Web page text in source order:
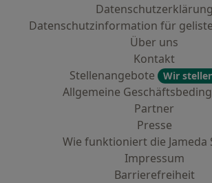
Datenschutzerklärung
Datenschutzinformation für
Über uns
Kontakt
Stellenangebote
Wir
Allgemeine
Partner
Presse
Wie funktioniert die Jameda
Impressum
Barrierefreiheit